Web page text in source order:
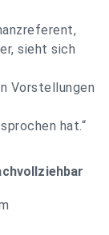
sieht sich
Vorstellungen
hat.“